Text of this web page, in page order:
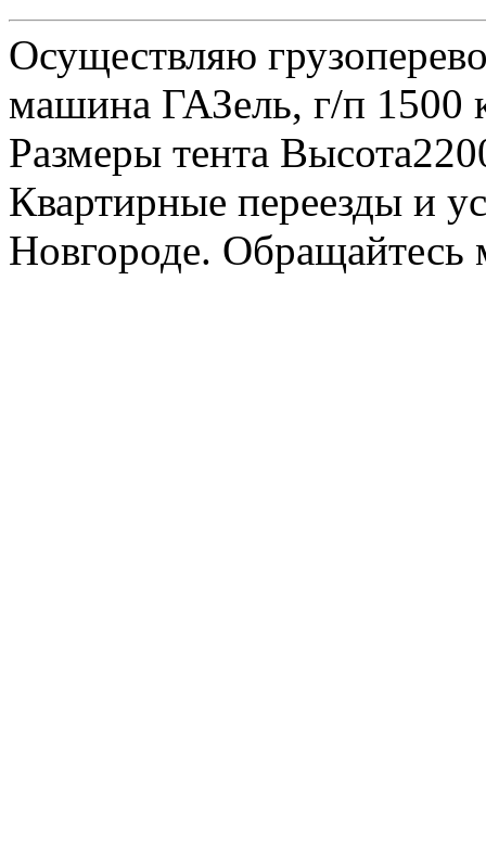
Осуществляю
машина ГАЗель, г/п 1500
Размеры тента
Квартирные переезды и
Новгороде.